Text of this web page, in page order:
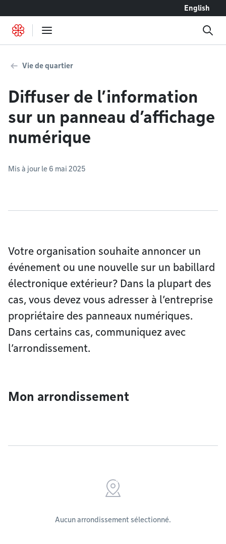
English
Vie de quartier
Diffuser de l’information
sur un panneau d’affichage
numérique
Mis à jour le 6 mai 2025
Votre organisation souhaite annoncer un
événement ou une nouvelle sur un babillard
électronique extérieur? Dans la plupart des
cas, vous devez vous adresser à l’entreprise
propriétaire des panneaux numériques.
Dans certains cas, communiquez avec
l’arrondissement.
Mon arrondissement
Aucun arrondissement sélectionné.